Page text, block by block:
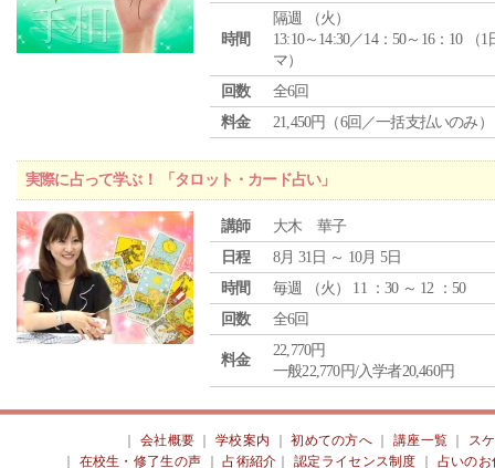
時間
隔週 （火 ）
13:10～14:30／14：50～16：10 （1
マ）
回数
全6回
料金
21,450円（6回／一括支払いのみ）
実際に占って学ぶ！ 「タロット・カード占い」
講師
大木 華子
日程
8月 31日 ～ 10月 5日
時間
毎週 （火 ） 11 ：30 ～ 12 ：50
回数
全6回
料金
22,770円
一般22,770円/入学者20,460円
会社概要 ｜学校案内 ｜初めての方へ 講座一覧
ス
在校生・修了生の声 ｜占術紹介 ｜認定ライセンス制度
占いのお